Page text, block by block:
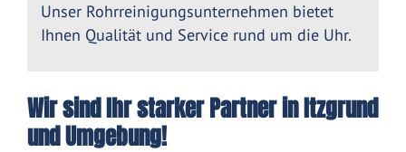
Unser Rohrreinigungsunternehmen bietet
Ihnen Qualität und Service rund um die Uhr.
Wir sind Ihr starker Partner in Itzgrund
und Umgebung!